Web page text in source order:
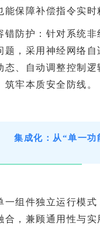
能保障补偿指令实时
错防护：针对系统
题，采用神经网络
态、自动调整控制
筑牢本质安全防线。
集成化：从“单一功
一组件独立运行模
合，兼顾通用性与实